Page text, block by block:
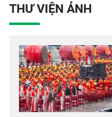
THƯ VIỆN ẢNH